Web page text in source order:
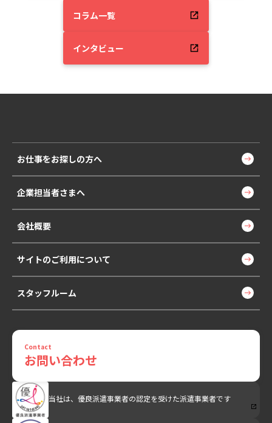
コラム一覧
インタビュー
お仕事をお探しの方へ
企業担当者さまへ
会社概要
サイトのご利用について
スタッフルーム
当社は、優良派遣事業者の認定を受けた派遣事業者です
Contact
お問い合わせ